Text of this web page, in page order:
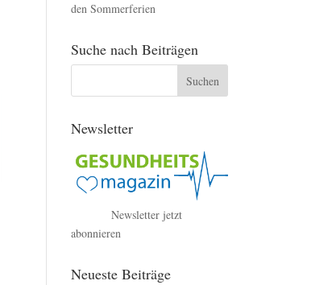
den Sommerferien
Suche nach Beiträgen
Newsletter
Newsletter jetzt
abonnieren
Neueste Beiträge